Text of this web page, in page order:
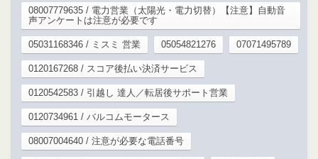
08007779635 / 電力営業（太陽光・電力切替）【注意】自動音
声アンケートは注意が必要です
05031168346 / ミスミ 営業 05054821276 07071495789
0120167268 / スコア後払い決済サービス
0120542583 / 引越し 達人／転居後サポート営業
0120734961 / バルコムモータース
08007004640 / 注意が必要な電話番号